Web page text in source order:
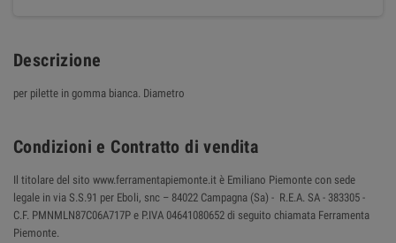
Descrizione
per pilette in gomma bianca. Diametro
Condizioni e Contratto di vendita
Il titolare del sito www.ferramentapiemonte.it è Emiliano Piemonte con sede
legale in via S.S.91 per Eboli, snc – 84022 Campagna (Sa) - R.E.A. SA - 383305 -
C.F. PMNMLN87C06A717P e P.IVA 04641080652 di seguito chiamata Ferramenta
Piemonte.